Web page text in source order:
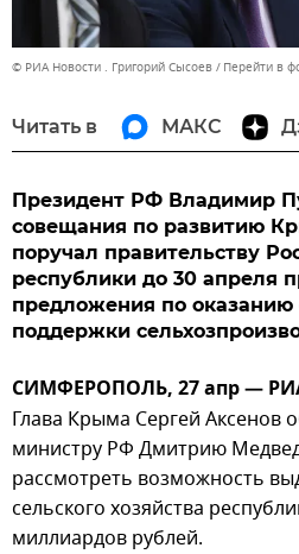
© РИА Новости . Григорий Сысоев Перейти в
Читать в МАКС
Президент РФ Владимир
совещания по развитию
поручал правительству
республики до 30 апреля
предложения по
поддержки
СИМФЕРОПОЛЬ, 27 апр —
Глава Крыма Сергей Аксенов
министру РФ Дмитрию
рассмотреть возможность
сельского хозяйства
миллиардов рублей.